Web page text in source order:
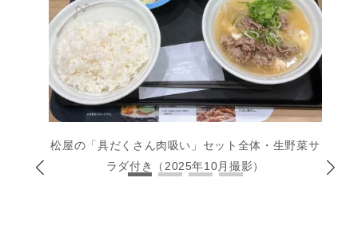
松屋の「具だくさん肉吸い」セット全体・生野菜サ
ラダ付き（2025年10月撮影）